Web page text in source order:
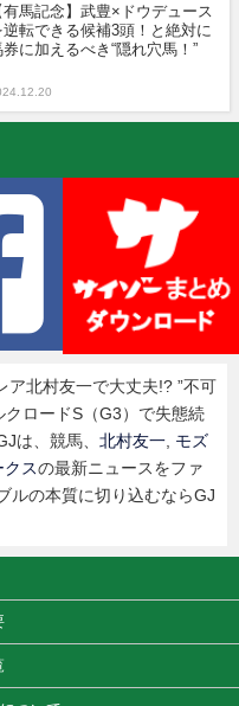
有馬記念】武豊×ドウデュース
逆転できる候補3頭！と絶対に
券に加えるべき“隠れ穴馬！”
ア北村友一で大丈夫!? ”不可
ロードS（G3）で失態続
は、競馬、 北村友一 モズ
スの最新ニュースをファ
ルの本質に切り込むならGJ